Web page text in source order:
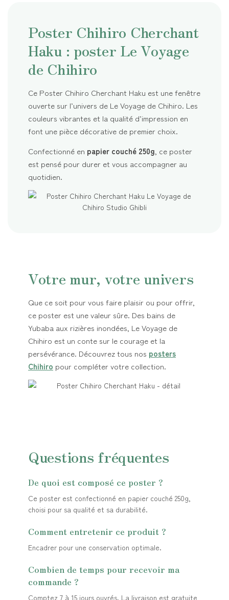
Poster Chihiro Cherchant
Haku : poster Le Voyage
de Chihiro
Ce Poster Chihiro Cherchant Haku est une fenêtre
ouverte sur l’univers de Le Voyage de Chihiro. Les
couleurs vibrantes et la qualité d’impression en
font une pièce décorative de premier choix.
Confectionné en papier couché 250g , ce poster
est pensé pour durer et vous accompagner au
quotidien.
Votre mur, votre univers
Que ce soit pour vous faire plaisir ou pour offrir,
ce poster est une valeur sûre. Des bains de
Yubaba aux rizières inondées, Le Voyage de
Chihiro est un conte sur le courage et la
persévérance. Découvrez tous nos posters
Chihiro pour compléter votre collection.
Questions fréquentes
De quoi est composé ce poster ?
Ce poster est confectionné en papier couché 250g,
choisi pour sa qualité et sa durabilité.
Comment entretenir ce produit ?
Encadrer pour une conservation optimale.
Combien de temps pour recevoir ma
commande ?
Comptez 7 à 15 jours ouvrés. La livraison est gratuite